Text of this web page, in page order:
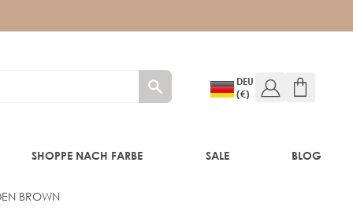
DEU
(€)
SHOPPE NACH FARBE SALE BLOG
BROWN